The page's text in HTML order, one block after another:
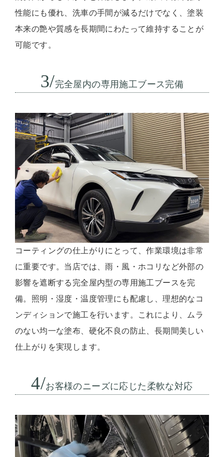
性能にも優れ、洗車の手間が減るだけでなく、塗装
本来の艶や質感を長期間にわたって維持することが
可能です。
3/完全屋内の専用施工ブース完備
コーティングの仕上がりにとって、作業環境は非常
に重要です。当店では、雨・風・ホコリなど外部の
影響を遮断する完全屋内型の専用施工ブースを完
備。照明・湿度・温度管理にも配慮し、理想的なコ
ンディションで施工を行います。これにより、ムラ
のない均一な塗布、硬化不良の防止、長期間美しい
仕上がりを実現します。
4/お客様のニーズに応じた柔軟な対応